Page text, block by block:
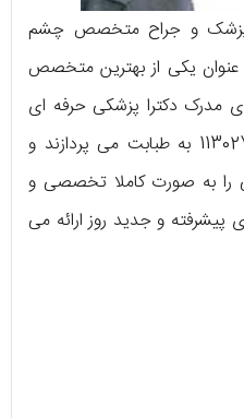
و جراح متخصص چشم
یکی از بهترین متخصص
مدرک دکترا پزشکی حرفه ای
بوده و با شماره نظام پزشکی 113027 به طبابت می پردازند و
را به صورت کاملا تخصصی و
پیشرفته و جدید روز ارائه می